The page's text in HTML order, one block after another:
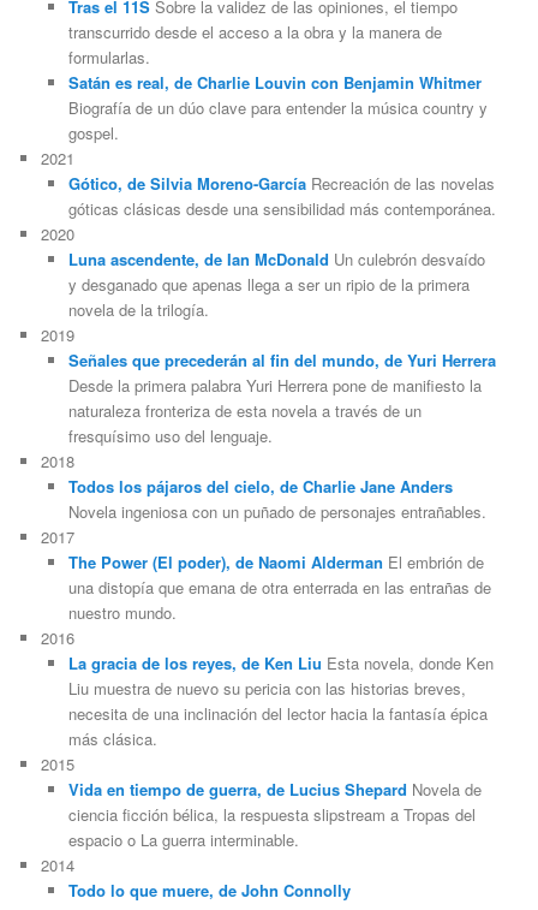
Tras el 11SSobre la validez de las opiniones, el tiempo
transcurrido desde el acceso a la obra y la manera de
formularlas.
Satán es real, de Charlie Louvin con Benjamin Whitmer
Biografía de un dúo clave para entender la música country y
gospel.
2021
Gótico, de Silvia Moreno-GarcíaRecreación de las novelas
góticas clásicas desde una sensibilidad más contemporánea.
2020
Luna ascendente, de Ian McDonald Un culebrón desvaído
y desganado que apenas llega a ser un ripio de la primera
novela de la trilogía.
2019
Señales que precederán al fin del mundo, de Yuri Herrera
Desde la primera palabra Yuri Herrera pone de manifiesto la
naturaleza fronteriza de esta novela a través de un
fresquísimo uso del lenguaje.
2018
Todos los pájaros del cielo, de Charlie Jane Anders
Novela ingeniosa con un puñado de personajes entrañables.
2017
The Power (El poder), de Naomi Alderman El embrión de
una distopía que emana de otra enterrada en las entrañas de
nuestro mundo.
2016
La gracia de los reyes, de Ken Liu Esta novela, donde Ken
Liu muestra de nuevo su pericia con las historias breves,
necesita de una inclinación del lector hacia la fantasía épica
más clásica.
2015
Vida en tiempo de guerra, de Lucius Shepard Novela de
ciencia ficción bélica, la respuesta slipstream a Tropas del
espacio o La guerra interminable.
2014
Todo lo que muere, de John Connolly